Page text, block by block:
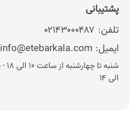
پشتیبانی
تلفن: ۰۲۱۴۳۰۰۰۴۸۷
ایمیل: info@etebarkala.com
الی ۱۴